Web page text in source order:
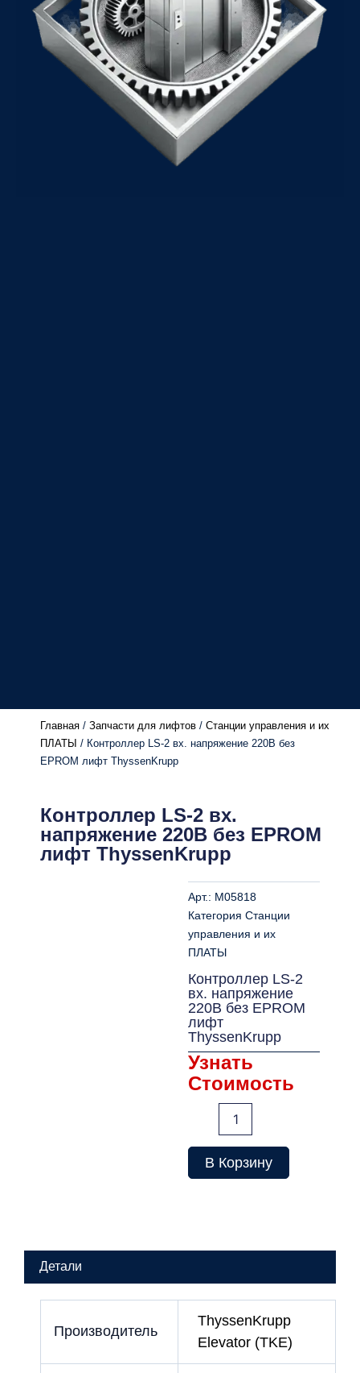
Главная / Запчасти для лифтов / Станции управления и их
ПЛАТЫ / Контроллер LS-2 вх. напряжение 220В без
EPROM лифт ThyssenKrupp
Контроллер LS-2 вх.
напряжение 220В без EPROM
лифт ThyssenKrupp
Арт.: M05818
Категория Станции
управления и их
ПЛАТЫ
Контроллер LS-2
вх. напряжение
220В без EPROM
лифт
ThyssenKrupp
Узнать
Стоимость
2
EPROM
ThyssenKrupp
В Корзину
Детали
Производитель
ThyssenKrupp
Elevator (TKE)